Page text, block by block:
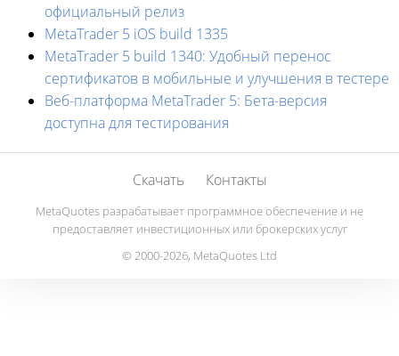
официальный релиз
MetaTrader 5 iOS build 1335
MetaTrader 5 build 1340: Удобный перенос
сертификатов в мобильные и улучшения в тестере
Веб-платформа MetaTrader 5: Бета-версия
доступна для тестирования
Скачать Контакты
MetaQuotes разрабатывает программное обеспечение и не
предоставляет инвестиционных или брокерских услуг
© 2000-2026, MetaQuotes Ltd